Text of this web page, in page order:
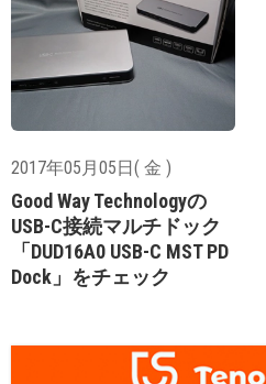
2017年05月05日( 金 )
Good Way Technologyの
USB-C接続マルチドック
「DUD16A0 USB-C MST PD
Dock」をチェック